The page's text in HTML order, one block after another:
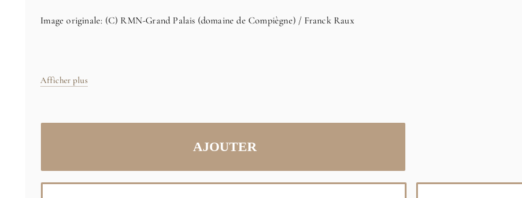
Image originale: (C) RMN-Grand Palais (domaine de Compiègne) / Franck Raux
Afficher plus